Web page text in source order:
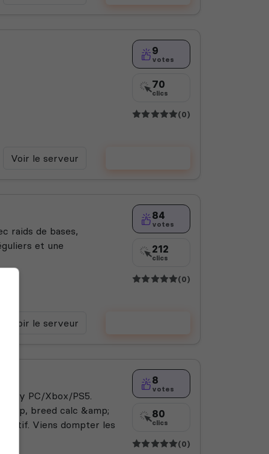
9
votes
70
clics
(0)
Voir le serveur
raids de bases,
et une
84
votes
212
clics
(0)
Voir le serveur
play PC/Xbox/PS5.
breed calc &amp;
actif. Viens dompter les
8
votes
80
clics
(0)